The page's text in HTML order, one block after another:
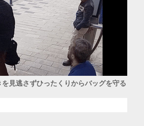
見逃さずひったくりからバッグを守る